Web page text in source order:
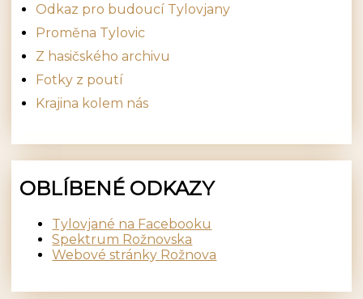
Odkaz pro budoucí Tylovjany
Proměna Tylovic
Z hasičského archivu
Fotky z poutí
Krajina kolem nás
OBLÍBENÉ ODKAZY
Tylovjané na Facebooku
Spektrum Rožnovska
Webové stránky Rožnova